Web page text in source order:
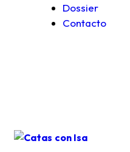
Dossier
Contacto